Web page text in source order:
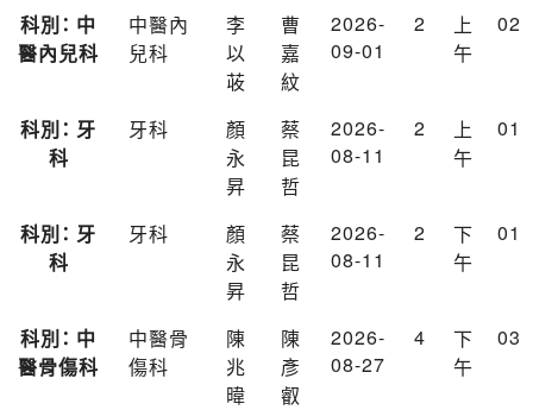
科別： 中
醫內兒科
中醫內
兒科
李
以
荍
曹
嘉
紋
2026-
09-01
2
上
午
02
科別： 牙
科
牙科
顏
永
昇
蔡
昆
哲
2026-
08-11
2
上
午
01
科別： 牙
科
牙科
顏
永
昇
蔡
昆
哲
2026-
08-11
2
下
午
01
科別： 中
醫骨傷科
中醫骨
傷科
陳
兆
暐
陳
彥
叡
2026-
08-27
4
下
午
03